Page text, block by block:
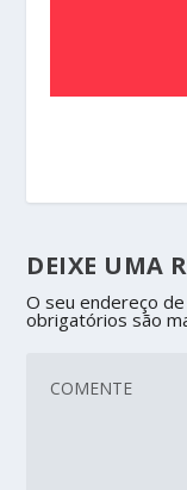
DEIXE UMA
O seu endereço
obrigatórios são